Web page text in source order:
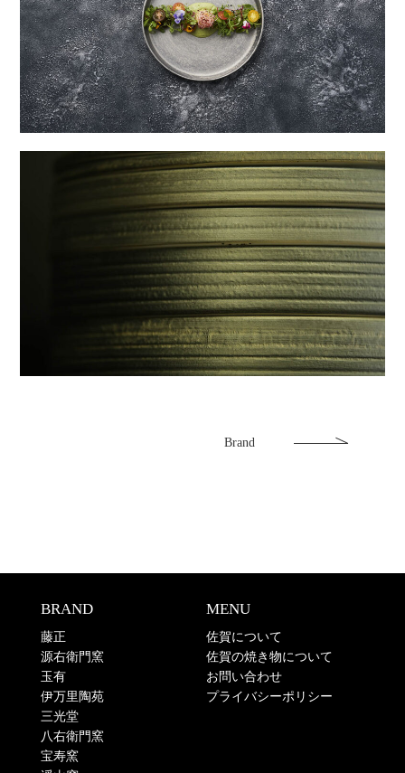
Brand
BRAND
藤正
源右衛門窯
玉有
伊万里陶苑
三光堂
八右衛門窯
宝寿窯
MENU
佐賀について
佐賀の焼き物について
お問い合わせ
プライバシーポリシー